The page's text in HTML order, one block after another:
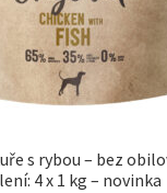
s rybou – bez
4 x 1 kg – novinka